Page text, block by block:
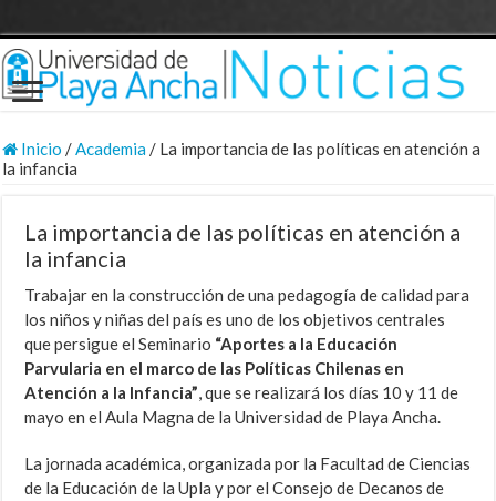
Inicio /Academia/ La importancia de las políticas en atención a
la infancia
La importancia de las políticas en atención a
la infancia
Trabajar en la construcción de una pedagogía de calidad para
los niños y niñas del país es uno de los objetivos centrales
que persigue el Seminario “Aportes a la Educación
Parvularia en el marco de las Políticas Chilenas en
Atención a la Infancia”, que se realizará los días 10 y 11 de
mayo en el Aula Magna de la Universidad de Playa Ancha.
La jornada académica, organizada por la Facultad de Ciencias
de la Educación de la Upla y por el Consejo de Decanos de